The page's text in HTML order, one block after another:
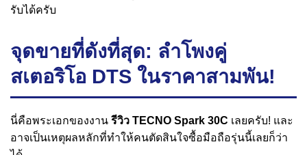
รับได้ครับ
จุดขายที่ดังที่สุด: ลำโพงคู่
สเตอริโอ DTS ในราคาสามพัน!
นี่คือพระเอกของงาน รีวิว TECNO Spark 30C เลยครับ! และ
อาจเป็นเหตุผลหลักที่ทำให้คนตัดสินใจซื้อมือถือรุ่นนี้เลยก็ว่า